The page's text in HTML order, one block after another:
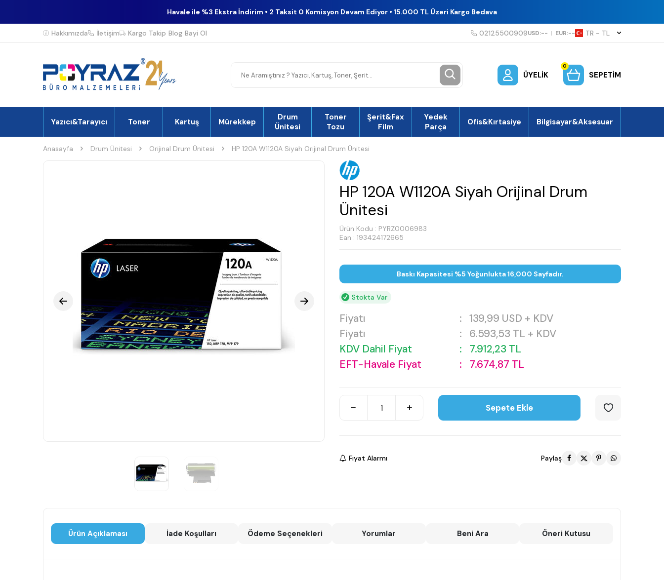
Havale ile %3 Ekstra İndirim • 2 Taksit 0 Komisyon Devam Ediyor • 15.000 TL Üzeri Kargo Bedava
Hakkımızda İletişim Kargo Takip Blog Bayi Ol 02125500909USD:-- | EUR:-- TR − TL
ÜYELIK
0
SEPETIM
Yazıcı&Tarayıcı Toner Kartuş Mürekkep
Drum
Ünitesi
Toner
Tozu
Şerit&Fax
Film
Yedek
Parça
Ofis&Kırtasiye Bilgisayar&Aksesuar
Anasayfa Drum Ünitesi Orijinal Drum Ünitesi HP 120A W1120A Siyah Orijinal Drum Ünitesi
HP 120A W1120A Siyah Orijinal Drum
Ünitesi
Ürün Kodu : PYRZ0006983
Ean : 193424172665
Baskı Kapasitesi %5 Yoğunlukta 16,000 Sayfadır.
Stokta Var
Fiyatı : 139,99 USD + KDV
Fiyatı
: 6.593,53 TL + KDV
KDV Dahil Fiyat
: 7.912,23 TL
EFT-Havale Fiyat
: 7.674,87 TL
Sepete Ekle
Fiyat Alarmı Paylaş
Ürün Açıklaması İade Koşulları Ödeme Seçenekleri Yorumlar Beni Ara Öneri Kutusu